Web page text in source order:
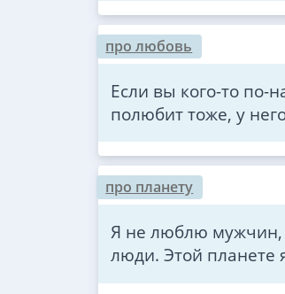
про любовь
Если вы кого-то по-
полюбит тоже, у
про планету
Я не люблю
люди. Этой планете